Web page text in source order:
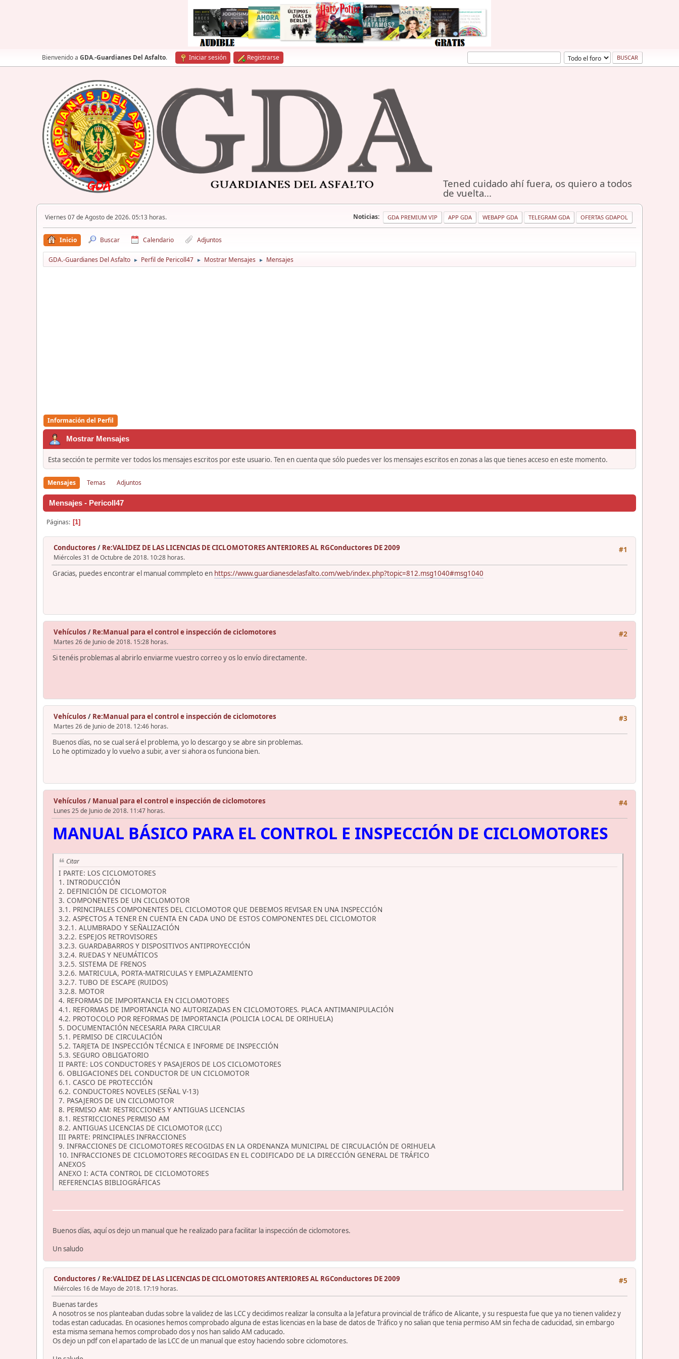
Bienvenido a GDA.-Guardianes Del Asfalto. Iniciar sesión Registrarse
Tened cuidado ahí fuera, os quiero a todos
de vuelta...
Viernes 07 de Agosto de 2026. 05:13 horas. Noticias: GDA PREMIUM VIP APP GDA WEBAPP GDA TELEGRAM GDA OFERTAS GDAPOL
Inicio Buscar Calendario Adjuntos
GDA.-Guardianes Del Asfalto ► Perfil de Pericoll47 ► Mostrar Mensajes ► Mensajes
Información del Perfil
Mostrar Mensajes
Esta sección te permite ver todos los mensajes escritos por este usuario. Ten en cuenta que sólo puedes ver los mensajes escritos en zonas a las que tienes acceso en este momento.
Mensajes Temas Adjuntos
Mensajes - Pericoll47
Páginas 1
#1
Conductores / Re:VALIDEZ DE LAS LICENCIAS DE CICLOMOTORES ANTERIORES AL RGConductores DE 2009
Miércoles 31 de Octubre de 2018. 10:28 horas.
Gracias, puedes encontrar el manual commpleto en https://www.guardianesdelasfalto.com/web/index.php?topic=812.msg1040#msg1040
#2
Vehículos / Re:Manual para el control e inspección de ciclomotores
Martes 26 de Junio de 2018. 15:28 horas.
Si tenéis problemas al abrirlo enviarme vuestro correo y os lo envío directamente.
#3
Vehículos / Re:Manual para el control e inspección de ciclomotores
Martes 26 de Junio de 2018. 12:46 horas.
Buenos días, no se cual será el problema, yo lo descargo y se abre sin problemas.
Lo he optimizado y lo vuelvo a subir, a ver si ahora os funciona bien.
#4
Vehículos / Manual para el control e inspección de ciclomotores
Lunes 25 de Junio de 2018. 11:47 horas.
MANUAL BÁSICO PARA EL CONTROL E INSPECCIÓN DE CICLOMOTORES
Citar
I PARTE: LOS CICLOMOTORES
1. INTRODUCCIÓN
2. DEFINICIÓN DE CICLOMOTOR
3. COMPONENTES DE UN CICLOMOTOR
3.1. PRINCIPALES COMPONENTES DEL CICLOMOTOR QUE DEBEMOS REVISAR EN UNA INSPECCIÓN
3.2. ASPECTOS A TENER EN CUENTA EN CADA UNO DE ESTOS COMPONENTES DEL CICLOMOTOR
3.2.1. ALUMBRADO Y SEÑALIZACIÓN
3.2.2. ESPEJOS RETROVISORES
3.2.3. GUARDABARROS Y DISPOSITIVOS ANTIPROYECCIÓN
3.2.4. RUEDAS Y NEUMÁTICOS
3.2.5. SISTEMA DE FRENOS
3.2.6. MATRICULA, PORTA-MATRICULAS Y EMPLAZAMIENTO
3.2.7. TUBO DE ESCAPE (RUIDOS)
3.2.8. MOTOR
4. REFORMAS DE IMPORTANCIA EN CICLOMOTORES
4.1. REFORMAS DE IMPORTANCIA NO AUTORIZADAS EN CICLOMOTORES. PLACA ANTIMANIPULACIÓN
4.2. PROTOCOLO POR REFORMAS DE IMPORTANCIA (POLICIA LOCAL DE ORIHUELA)
5. DOCUMENTACIÓN NECESARIA PARA CIRCULAR
5.1. PERMISO DE CIRCULACIÓN
5.2. TARJETA DE INSPECCIÓN TÉCNICA E INFORME DE INSPECCIÓN
5.3. SEGURO OBLIGATORIO
II PARTE: LOS CONDUCTORES Y PASAJEROS DE LOS CICLOMOTORES
6. OBLIGACIONES DEL CONDUCTOR DE UN CICLOMOTOR
6.1. CASCO DE PROTECCIÓN
6.2. CONDUCTORES NOVELES (SEÑAL V-13)
7. PASAJEROS DE UN CICLOMOTOR
8. PERMISO AM: RESTRICCIONES Y ANTIGUAS LICENCIAS
8.1. RESTRICCIONES PERMISO AM
8.2. ANTIGUAS LICENCIAS DE CICLOMOTOR (LCC)
III PARTE: PRINCIPALES INFRACCIONES
9. INFRACCIONES DE CICLOMOTORES RECOGIDAS EN LA ORDENANZA MUNICIPAL DE CIRCULACIÓN DE ORIHUELA
10. INFRACCIONES DE CICLOMOTORES RECOGIDAS EN EL CODIFICADO DE LA DIRECCIÓN GENERAL DE TRÁFICO
ANEXOS
ANEXO I: ACTA CONTROL DE CICLOMOTORES
REFERENCIAS BIBLIOGRÁFICAS
Buenos días, aquí os dejo un manual que he realizado para facilitar la inspección de ciclomotores.
Un saludo
#5
Conductores / Re:VALIDEZ DE LAS LICENCIAS DE CICLOMOTORES ANTERIORES AL RGConductores DE 2009
Miércoles 16 de Mayo de 2018. 17:19 horas.
Buenas tardes
A nosotros se nos planteaban dudas sobre la validez de las LCC y decidimos realizar la consulta a la Jefatura provincial de tráfico de Alicante, y su respuesta fue que ya no tienen validez y
todas estan caducadas. En ocasiones hemos comprobado alguna de estas licencias en la base de datos de Tráfico y no salian que tenia permiso AM sin fecha de caducidad, sin embargo
esta misma semana hemos comprobado dos y nos han salido AM caducado.
Os dejo un pdf con el apartado de las LCC de un manual que estoy haciendo sobre ciclomotores.